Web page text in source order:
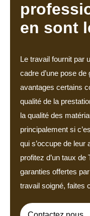
en sont
Le travail fournit par
cadre d’une pose
avantages certains
qualité de la
la qualité des
principalement si
qui s’occupe de leur
profitez d’un taux
garanties offertes
travail soigné, faites